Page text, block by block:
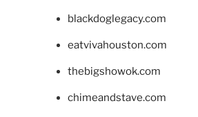
blackdoglegacy.com
eatvivahouston.com
thebigshowok.com
chimeandstave.com